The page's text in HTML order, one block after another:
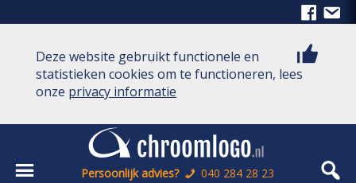
Deze website gebruikt functionele en
statistieken cookies om te functioneren, lees
onze privacy informatie
Persoonlijk advies? 040 284 28 23